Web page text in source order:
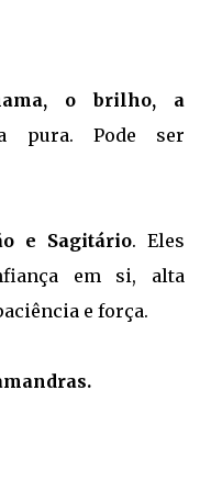
o brilho, a
pura. Pode ser
e Sagitário. Eles
em si, alta
e força.